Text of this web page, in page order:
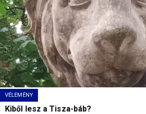
VÉLEMÉNY
Kiből lesz a Tisza-báb?